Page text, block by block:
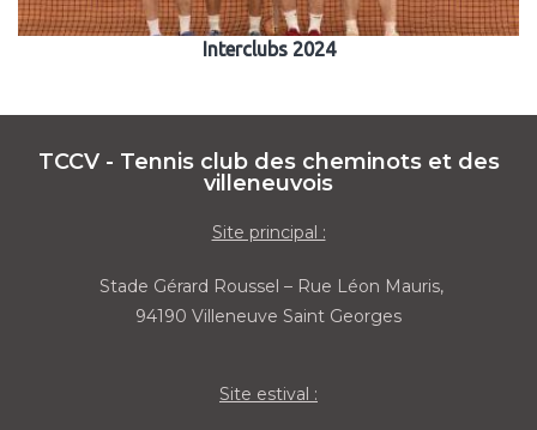
Interclubs 2024
TCCV - Tennis club des cheminots et des
villeneuvois
Site principal :
Stade Gérard Roussel – Rue Léon Mauris,
94190 Villeneuve Saint Georges
Site estival :